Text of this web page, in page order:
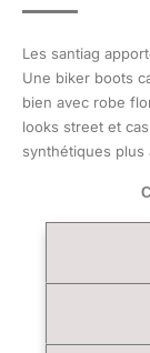
Les santiag
Une biker boots
bien avec robe
looks street et
synthétiques plus